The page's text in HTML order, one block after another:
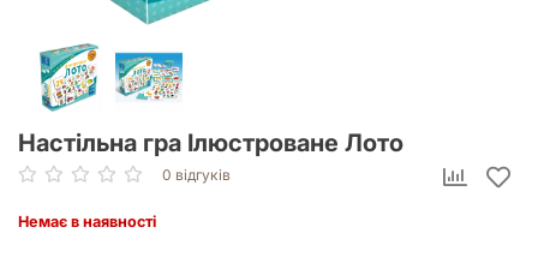
Настільна гра Ілюстроване Лото
0 відгуків
Немає в наявності